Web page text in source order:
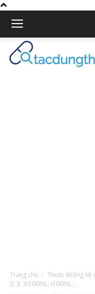
Trang chủ Thuốc không kê
3; 3; 3/100mL; /100mL;...